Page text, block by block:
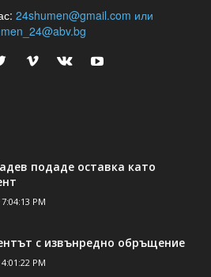
24shumen@gmail.com или
подаде оставка като
PM
с извънредно обръщение
PM